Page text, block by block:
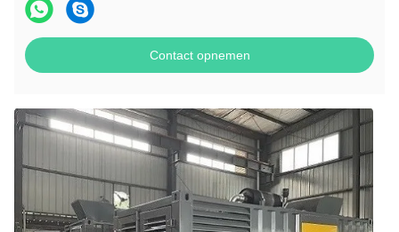
Contact opnemen